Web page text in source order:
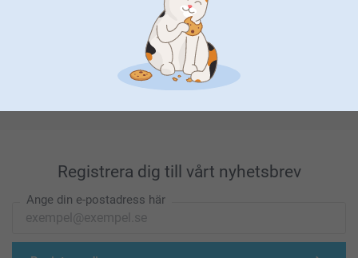
Förstklassig kundservice
Registrera dig till vårt nyhetsbrev
Ange din e-postadress här